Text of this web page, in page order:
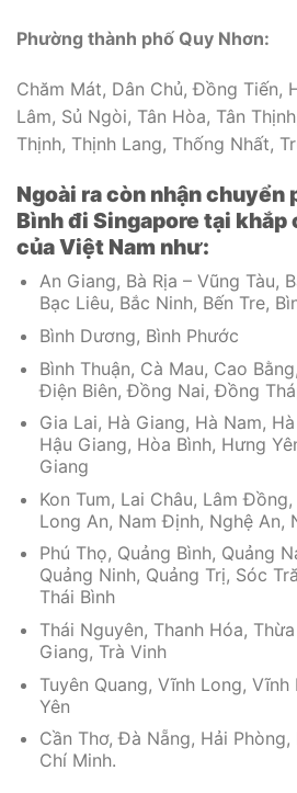
Phường thành phố Quy Nhơn:
Chăm Mát, Dân Chủ, Đồng Tiến,
Lâm, Sủ Ngòi, Tân Hòa, Tân
Thịnh, Thịnh Lang, Thống Nhất,
Ngoài ra còn nhận chuyển
Bình đi Singapore tại
của Việt Nam như:
An Giang, Bà Rịa – Vũng Tàu,
Bạc Liêu, Bắc Ninh, Bến Tre,
Bình Dương, Bình Phước
Bình Thuận, Cà Mau, Cao
Điện Biên, Đồng Nai, Đồng
Gia Lai, Hà Giang, Hà Nam,
Hậu Giang, Hòa Bình, Hưng
Giang
Kon Tum, Lai Châu, Lâm
Long An, Nam Định, Nghệ An,
Phú Thọ, Quảng Bình, Quảng
Quảng Ninh, Quảng Trị, Sóc
Thái Bình
Thái Nguyên, Thanh Hóa,
Giang, Trà Vinh
Tuyên Quang, Vĩnh Long, Vĩnh
Yên
Cần Thơ, Đà Nẵng, Hải
Chí Minh.